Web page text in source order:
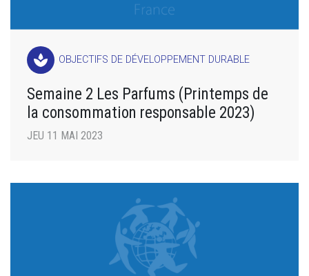
spa OBJECTIFS DE DÉVELOPPEMENT DURABLE
Semaine 2 Les Parfums (Printemps de
la consommation responsable 2023)
JEU 11 MAI 2023